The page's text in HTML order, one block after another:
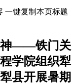
一键复制本页标题
神——铁门关
学院组织犁
县开展暑期